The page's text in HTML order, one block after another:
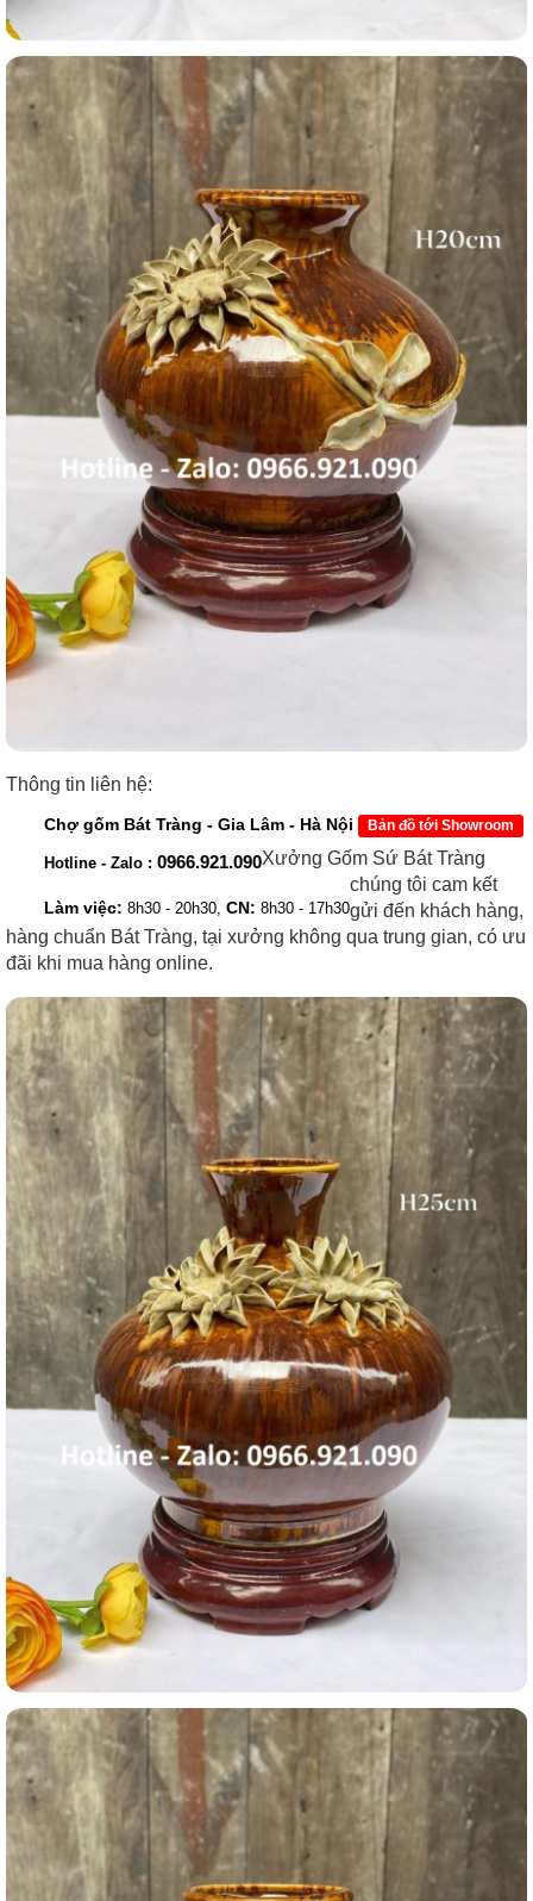
Thông tin liên hệ:
Chợ gốm Bát Tràng - Gia Lâm - Hà Nội Bản đồ tới Showroom
Hotline - Zalo : 0966.921.090
Làm việc: 8h30 - 20h30, CN: 8h30 - 17h30
Xưởng Gốm Sứ Bát Tràng
chúng tôi cam kết
gửi đến khách hàng,
hàng chuẩn Bát Tràng, tại xưởng không qua trung gian, có ưu
đãi khi mua hàng online.